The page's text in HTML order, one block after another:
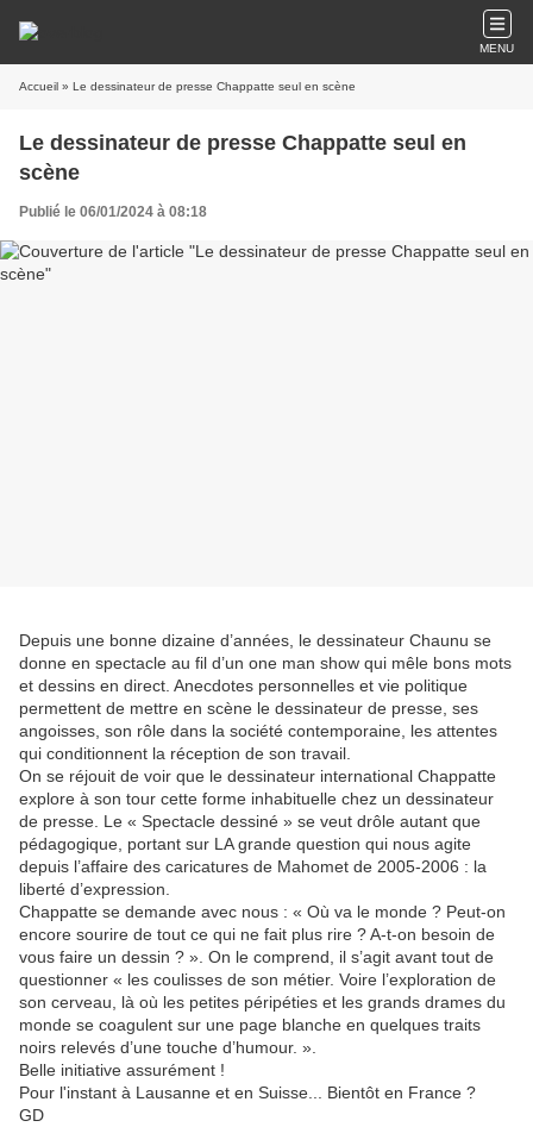
MENU
Accueil » Le dessinateur de presse Chappatte seul en scène
Le dessinateur de presse Chappatte seul en
scène
Publié le 06/01/2024 à 08:18
Depuis une bonne dizaine d’années, le dessinateur Chaunu se
donne en spectacle au fil d’un one man show qui mêle bons mots
et dessins en direct. Anecdotes personnelles et vie politique
permettent de mettre en scène le dessinateur de presse, ses
angoisses, son rôle dans la société contemporaine, les attentes
qui conditionnent la réception de son travail.
On se réjouit de voir que le dessinateur international Chappatte
explore à son tour cette forme inhabituelle chez un dessinateur
de presse. Le « Spectacle dessiné » se veut drôle autant que
pédagogique, portant sur LA grande question qui nous agite
depuis l’affaire des caricatures de Mahomet de 2005-2006 : la
liberté d’expression.
Chappatte se demande avec nous : « Où va le monde ? Peut-on
encore sourire de tout ce qui ne fait plus rire ? A-t-on besoin de
vous faire un dessin ? ». On le comprend, il s’agit avant tout de
questionner « les coulisses de son métier. Voire l’exploration de
son cerveau, là où les petites péripéties et les grands drames du
monde se coagulent sur une page blanche en quelques traits
noirs relevés d’une touche d’humour. ».
Belle initiative assurément !
Pour l'instant à Lausanne et en Suisse... Bientôt en France ?
GD